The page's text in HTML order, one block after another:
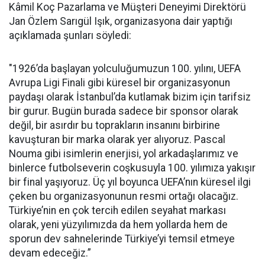
Kâmil Koç Pazarlama ve Müşteri Deneyimi Direktörü
Jan Özlem Sarıgül Işık, organizasyona dair yaptığı
açıklamada şunları söyledi:
"1926’da başlayan yolculuğumuzun 100. yılını, UEFA
Avrupa Ligi Finali gibi küresel bir organizasyonun
paydaşı olarak İstanbul’da kutlamak bizim için tarifsiz
bir gurur. Bugün burada sadece bir sponsor olarak
değil, bir asırdır bu toprakların insanını birbirine
kavuşturan bir marka olarak yer alıyoruz. Pascal
Nouma gibi isimlerin enerjisi, yol arkadaşlarımız ve
binlerce futbolseverin coşkusuyla 100. yılımıza yakışır
bir final yaşıyoruz. Üç yıl boyunca UEFA’nın küresel ilgi
çeken bu organizasyonunun resmi ortağı olacağız.
Türkiye’nin en çok tercih edilen seyahat markası
olarak, yeni yüzyılımızda da hem yollarda hem de
sporun dev sahnelerinde Türkiye’yi temsil etmeye
devam edeceğiz.”